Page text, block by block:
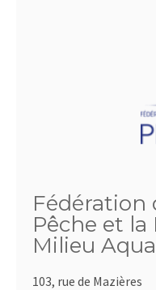
Fédération
Pêche et
Milieu
103, rue de Mazières